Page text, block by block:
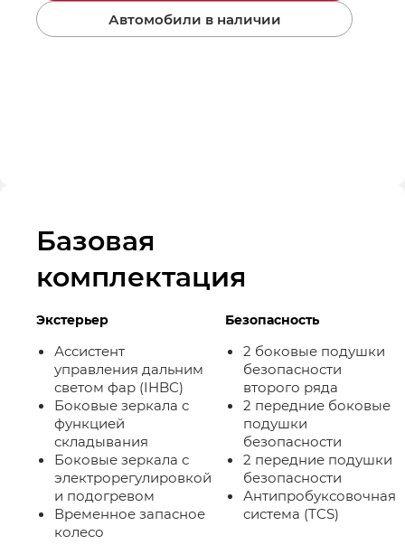
Автомобили в наличии
Базовая
комплектация
Экстерьер
Ассистент
управления дальним
светом фар (IHBC)
Боковые зеркала с
функцией
складывания
Боковые зеркала с
электрорегулировкой
и подогревом
Временное запасное
колесо
Безопасность
2 боковые подушки
безопасности
второго ряда
2 передние боковые
подушки
безопасности
2 передние подушки
безопасности
Антипробуксовочная
система (TCS)